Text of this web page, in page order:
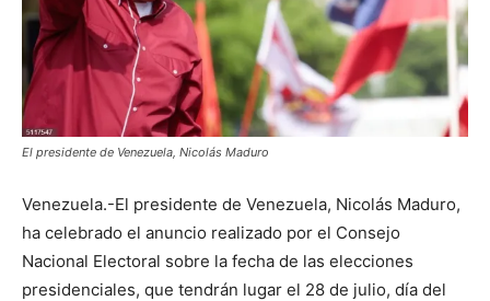
El presidente de Venezuela, Nicolás Maduro
Venezuela.-El presidente de Venezuela, Nicolás Maduro,
ha celebrado el anuncio realizado por el Consejo
Nacional Electoral sobre la fecha de las elecciones
presidenciales, que tendrán lugar el 28 de julio, día del